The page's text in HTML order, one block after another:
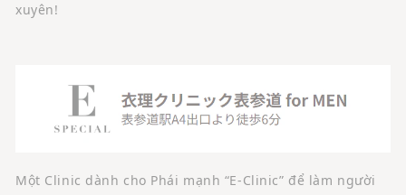
xuyên!
Một Clinic dành cho Phái mạnh “E-Clinic” để làm người